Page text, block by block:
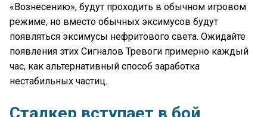
«Вознесению», будут проходить в обычном игровом
режиме, но вместо обычных эксимусов будут
появляться эксимусы нефритового света. Ожидайте
появления этих Сигналов Тревоги примерно каждый
час, как альтернативный способ заработка
нестабильных частиц.